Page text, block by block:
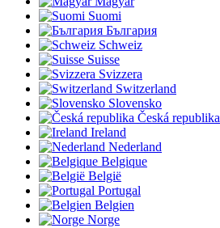
Suomi
България
Schweiz
Suisse
Svizzera
Switzerland
Slovensko
Česká republika
Ireland
Nederland
Belgique
België
Portugal
Belgien
Norge